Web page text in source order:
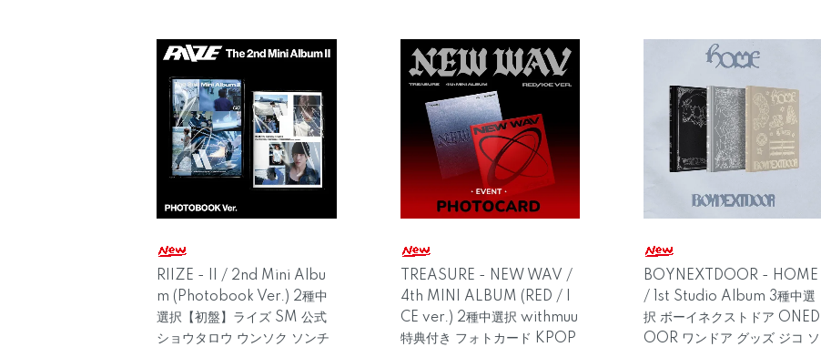
RIIZE - II / 2nd Mini Albu
m (Photobook Ver.) 2種中
選択【初盤】ライズ SM 公式
ショウタロウ ウンソク ソンチ
TREASURE - NEW WAV /
4th MINI ALBUM (RED / I
CE ver.) 2種中選択 withmuu
特典付き フォトカード KPOP
BOYNEXTDOOR - HOME
/ 1st Studio Album 3種中選
択 ボーイネクストドア ONED
OOR ワンドア グッズ ジコ ソ